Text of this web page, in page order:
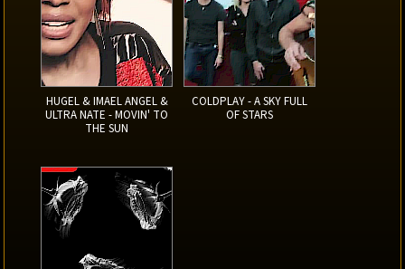
HUGEL & IMAEL ANGEL &
ULTRA NATE - MOVIN' TO
THE SUN
COLDPLAY - A SKY FULL
OF STARS